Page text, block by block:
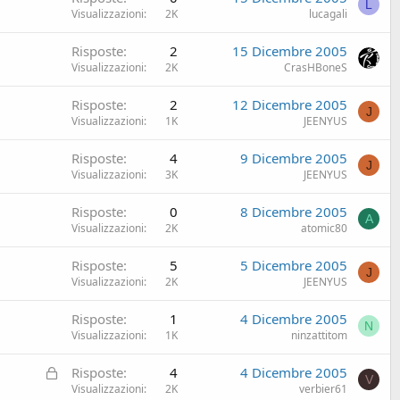
Visualizzazioni 2K lucagali
Risposte 2
Visualizzazioni 2K
15 Dicembre 2005
CrasHBoneS
Risposte 2
Visualizzazioni 1K
12 Dicembre 2005
JEENYUS
J
Risposte 4
Visualizzazioni 3K
9 Dicembre 2005
JEENYUS
J
Risposte 0
Visualizzazioni 2K
8 Dicembre 2005
atomic80
A
Risposte 5
Visualizzazioni 2K
5 Dicembre 2005
JEENYUS
J
Risposte 1
Visualizzazioni 1K
4 Dicembre 2005
ninzattitom
N
C
Risposte 4
Visualizzazioni 2K
4 Dicembre 2005
verbier61
V